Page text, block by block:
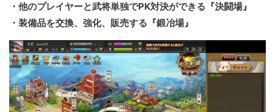
・他のプレイヤーと武将単独でPK対決ができる『決闘場』
・装備品を交換、強化、販売する『鍛冶場』